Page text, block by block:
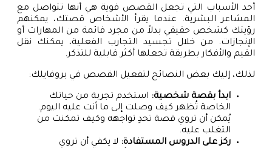
أحد الأسباب التي تجعل القصص قوية هي أنها تتواصل مع
المشاعر البشرية. عندما يقرأ الأشخاص قصتك، يمكنهم
رؤيتك كشخص حقيقي بدلاً من مجرد قائمة من المهارات أو
الإنجازات. من خلال تجسيد التجارب الفعلية، يمكنك نقل
القيم والأفكار بطريقة تجعلها أكثر قابلية للتذكر.
لذلك، إليك بعض النصائح لتفعيل القصص في بروفايلك:
ابدأ بقصة شخصية: استخدم تجربة من حياتك
الخاصة تُظهر كيف وصلت إلى ما أنت عليه اليوم.
يُمكن أن تروي قصة تحدٍ تواجهه وكيف تمكنت من
التغلب عليه.
ركز على الدروس المستفادة: لا يكفي أن تروي